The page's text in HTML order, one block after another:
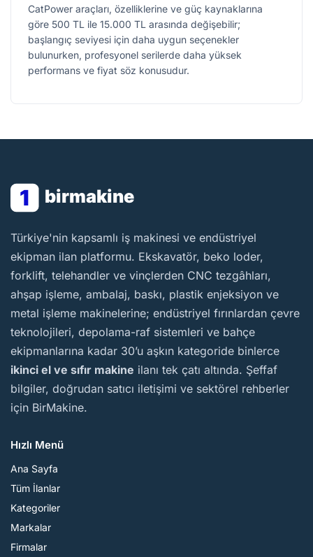
CatPower araçları, özelliklerine ve güç kaynaklarına
göre 500 TL ile 15.000 TL arasında değişebilir;
başlangıç seviyesi için daha uygun seçenekler
bulunurken, profesyonel serilerde daha yüksek
performans ve fiyat söz konusudur.
1 birmakine
BirMakine
Türkiye'nin kapsamlı iş makinesi ve endüstriyel
ekipman ilan platformu. Ekskavatör, beko loder,
forklift, telehandler ve vinçlerden CNC tezgâhları,
ahşap işleme, ambalaj, baskı, plastik enjeksiyon ve
metal işleme makinelerine; endüstriyel fırınlardan çevre
teknolojileri, depolama-raf sistemleri ve bahçe
ekipmanlarına kadar 30’u aşkın kategoride binlerce
ikinci el ve sıfır makine ilanı tek çatı altında. Şeffaf
bilgiler, doğrudan satıcı iletişimi ve sektörel rehberler
için BirMakine.
Hızlı Menü
Ana Sayfa
Tüm İlanlar
Kategoriler
Markalar
Firmalar